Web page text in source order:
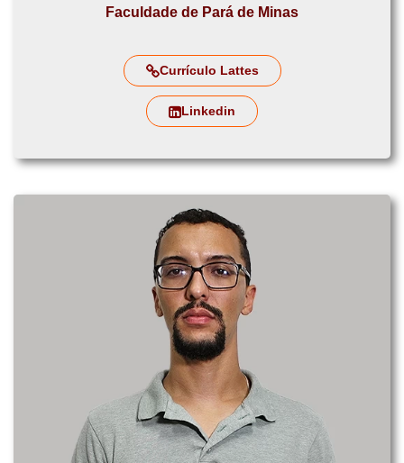
Faculdade de Pará de Minas
Currículo Lattes
Linkedin